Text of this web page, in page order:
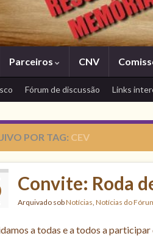
Parceiros CNV
Fórum de discussão Links
POR TAG: CEV
Convite: Roda
Arquivado sobNotícias, Notícias do
a todas e a todos a participar